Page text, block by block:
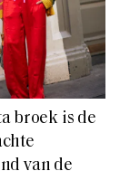
broek is de
van de